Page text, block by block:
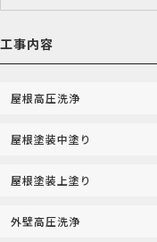
工事内容
屋根高圧洗浄
屋根塗装中塗り
屋根塗装上塗り
外壁高圧洗浄